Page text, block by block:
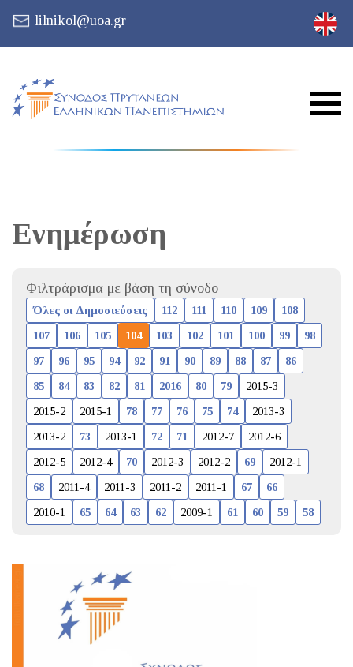
lilnikol@uoa.gr
Ενημέρωση
Φιλτράρισμα με βάση τη σύνοδο
Όλες οι Δημοσιεύσεις 112 111 110 109
108
107
106 105 104 103 102 101 100 99
98
97
96 95 94 92 91 90 89 88 87
86
85
84 83 82 81 2016 80 79
2015-3
2015-2
2015-1 78 77 76 75 74
2013-3
2013-2
73 2013-1 72 71 2012-7
2012-6
2012-5
2012-4 70 2012-3 2012-2 69
2012-1
68
2011-4 2011-3 2011-2 2011-1 67
66
2010-1
65 64 63 62 2009-1 61 60 59 58